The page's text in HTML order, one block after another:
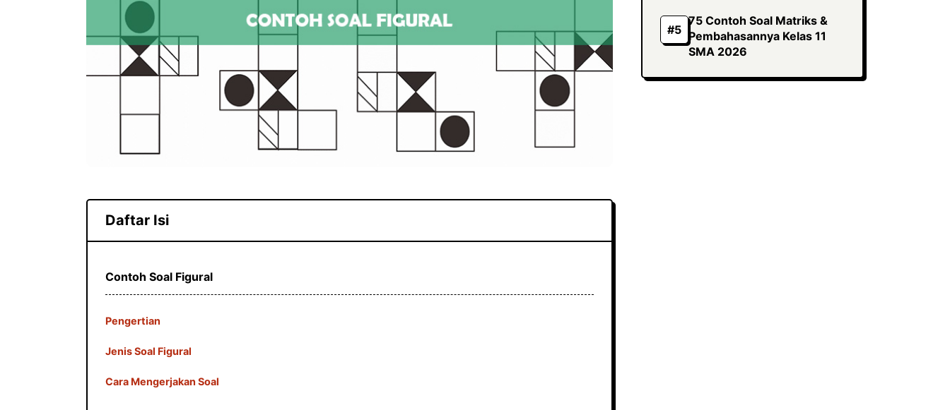
Daftar Isi
Contoh Soal Figural
Pengertian
Jenis Soal Figural
Cara Mengerjakan Soal
75 Contoh Soal Matriks &
Pembahasannya Kelas 11
SMA 2026